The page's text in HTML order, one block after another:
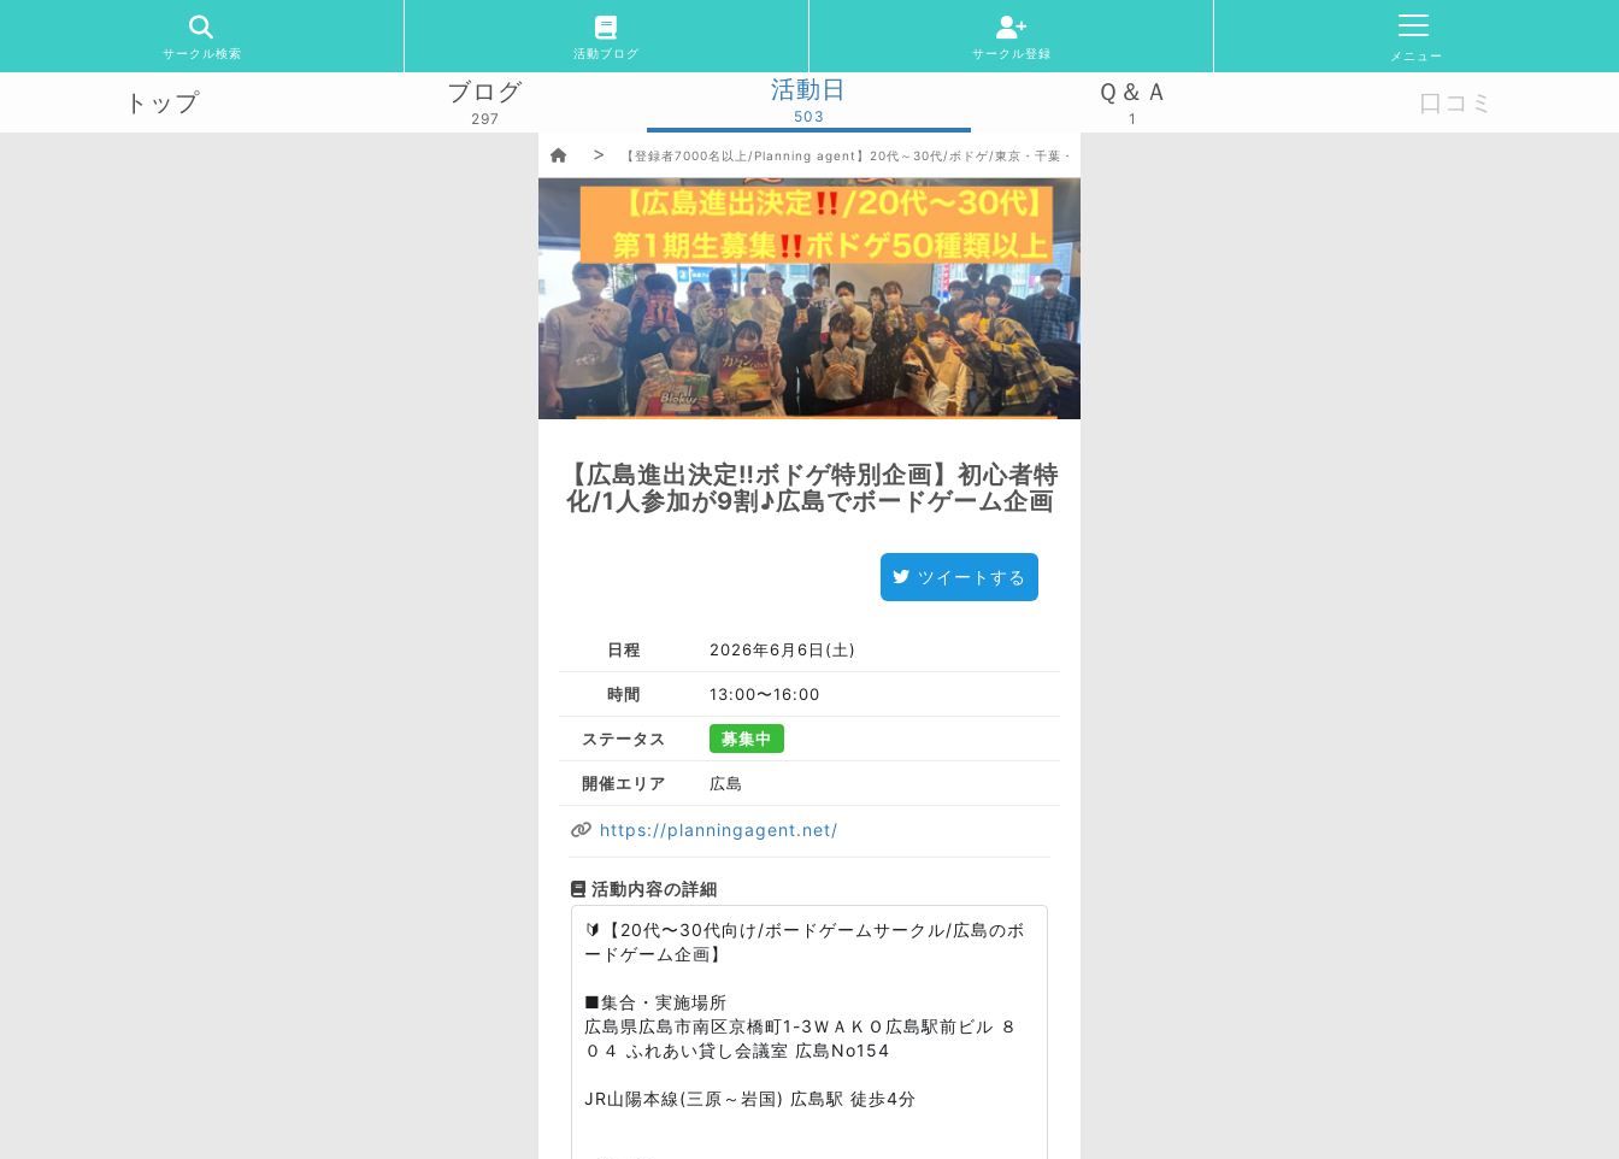
サークル検索 活動ブログ サークル登録 メニュー
トップ ブログ
297
活動日
503
Ｑ＆Ａ
1
口コミ
【登録者7000名以上/Planning agent】20代～30代/ボドゲ/東京・千葉・神奈川・大阪・京都・名古屋・天神・広島開催！
【広島進出決定‼️ボドゲ特別企画】初心者特
化/1人参加が9割♪広島でボードゲーム企画
ツイートする
日程 2026年6月6日(土)
時間 13:00〜16:00
ステータス 募集中
開催エリア 広島
https://planningagent.net/
活動内容の詳細
🔰【20代〜30代向け/ボードゲームサークル/広島のボ
ードゲーム企画】
■集合・実施場所
広島県広島市南区京橋町1-3ＷＡＫＯ広島駅前ビル ８
０４ ふれあい貸し会議室 広島No154
JR山陽本線(三原～岩国) 広島駅 徒歩4分